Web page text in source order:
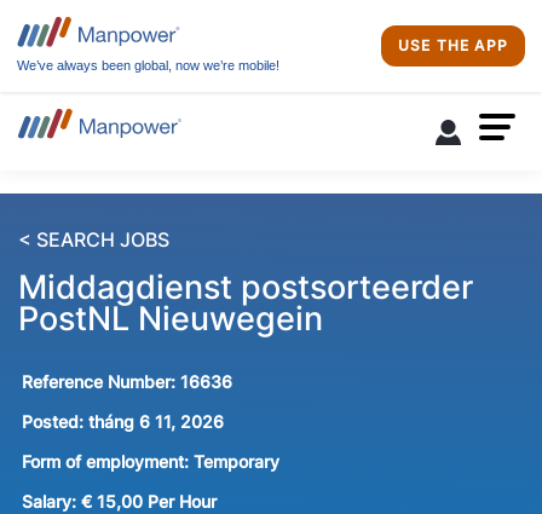
We’ve always been global, now we’re mobile!
USE THE APP
< SEARCH JOBS
Middagdienst postsorteerder
PostNL Nieuwegein
Reference Number: 16636
Posted: tháng 6 11, 2026
Form of employment: Temporary
Salary: € 15,00 Per Hour